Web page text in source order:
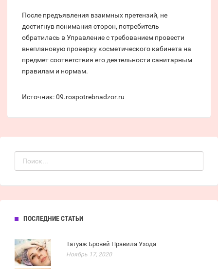
После предъявления взаимных претензий, не
достигнув понимания сторон, потребитель
обратилась в Управление с требованием провести
внеплановую проверку косметического кабинета на
предмет соответствия его деятельности санитарным
правилам и нормам.
Источник: 09.rospotrebnadzor.ru
ПОСЛЕДНИЕ СТАТЬИ
Татуаж Бровей Правила Ухода
Ноябрь 17, 2020